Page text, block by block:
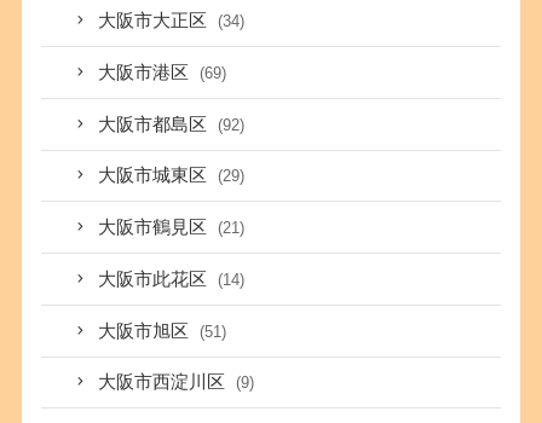
大阪市大正区 (34)
大阪市港区 (69)
大阪市都島区 (92)
大阪市城東区 (29)
大阪市鶴見区 (21)
大阪市此花区 (14)
大阪市旭区 (51)
大阪市西淀川区 (9)